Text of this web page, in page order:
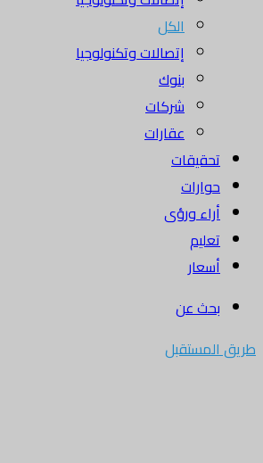
الكل
إتصالات وتكنولوجيا
بنوك
شركات
عقارات
تحقيقات
حوارات
أراء ورؤى
تعليم
أسعار
بحث عن
طريق المستقبل